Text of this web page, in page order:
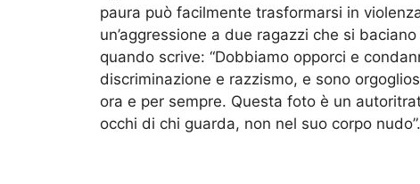
paura può facilmente trasformarsi in
un’aggressione a due ragazzi che si
quando scrive: “Dobbiamo opporci e
discriminazione e razzismo, e sono
ora e per sempre. Questa foto è un
occhi di chi guarda, non nel suo corpo nudo”.